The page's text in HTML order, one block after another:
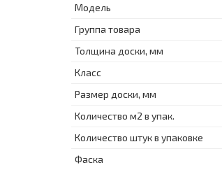
Модель
Группа товара
Толщина доски, мм
Класс
Размер доски, мм
Количество м2 в упак.
Количество штук в упаковке
Фаска